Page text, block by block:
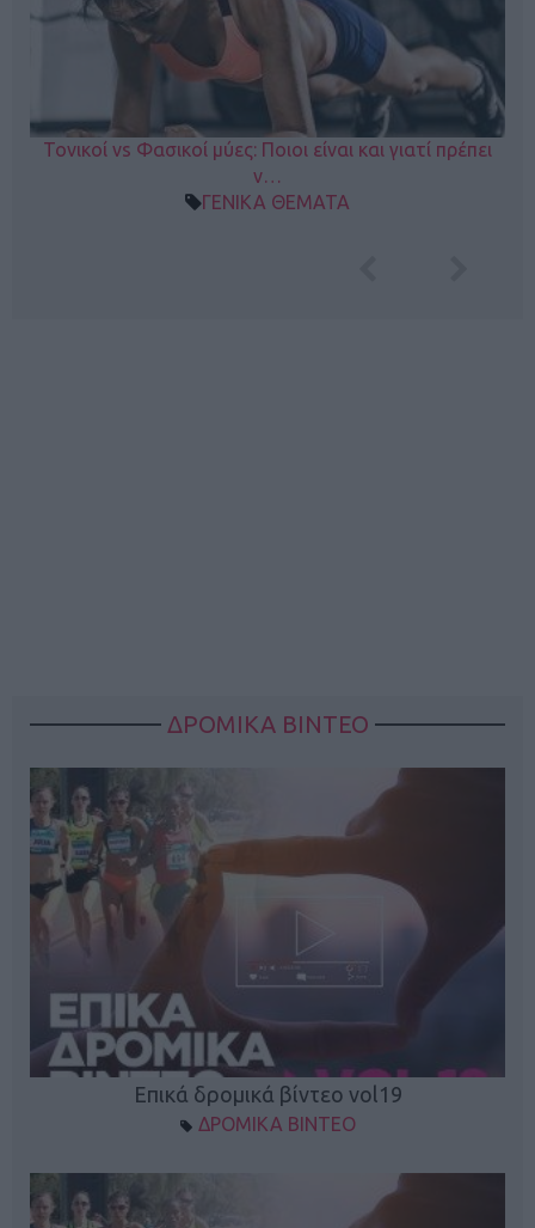
Τονικοί vs Φασικοί μύες: Ποιοι είναι και γιατί πρέπει
ν…
ΓΕΝΙΚΑ ΘΕΜΑΤΑ
ΔΡΟΜΙΚΑ ΒΙΝΤΕΟ
Επικά δρομικά βίντεο vol19
ΔΡΟΜΙΚΑ ΒΙΝΤΕΟ